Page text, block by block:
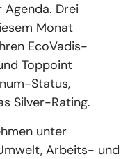
Drei
Monat
EcoVadis-
Toppoint
Status,
Silver-Rating.
unter
Arbeits- und